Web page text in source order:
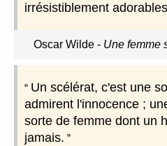
irrésistiblement
Oscar Wilde- Une femme
Un scélérat, c'est une
admirent l'innocence ;
sorte de femme dont un
jamais.